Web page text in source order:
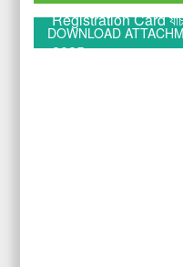
Registration Card
2025
DOWNLOAD